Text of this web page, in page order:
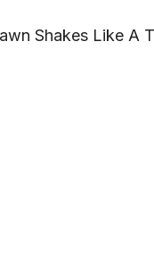
Shakes Like A